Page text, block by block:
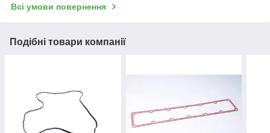
Всі умови повернення
Подібні товари компанії